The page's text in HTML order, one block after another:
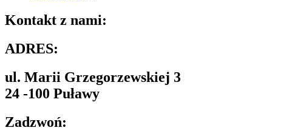
Kontakt z nami:
ADRES:
ul. Marii Grzegorzewskiej 3
24 -100 Puławy
Zadzwoń: